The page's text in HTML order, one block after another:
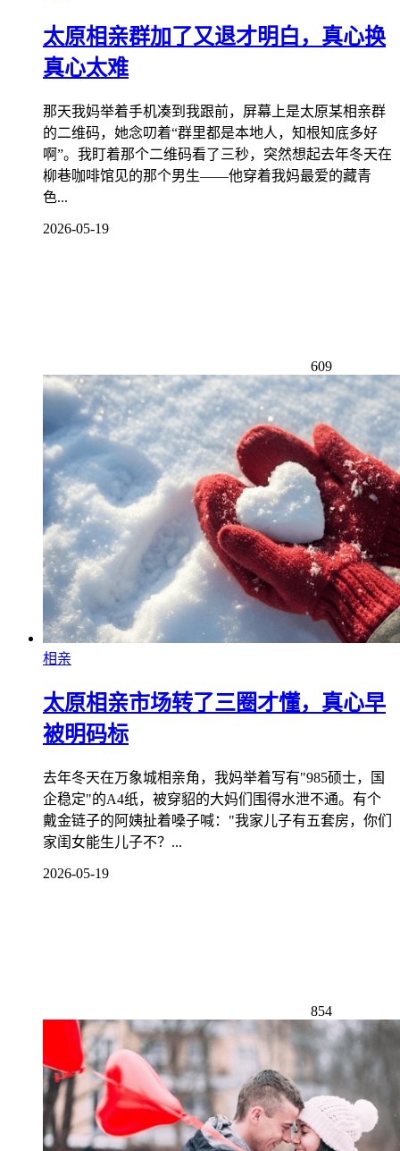
太原相亲群加了又退才明白，真心换
真心太难
那天我妈举着手机凑到我跟前，屏幕上是太原某相亲群
的二维码，她念叨着“群里都是本地人，知根知底多好
啊”。我盯着那个二维码看了三秒，突然想起去年冬天在
柳巷咖啡馆见的那个男生——他穿着我妈最爱的藏青
色...
2026-05-19
609
相亲
太原相亲市场转了三圈才懂，真心早
被明码标
去年冬天在万象城相亲角，我妈举着写有"985硕士，国
企稳定"的A4纸，被穿貂的大妈们围得水泄不通。有个
戴金链子的阿姨扯着嗓子喊："我家儿子有五套房，你们
家闺女能生儿子不？...
2026-05-19
854